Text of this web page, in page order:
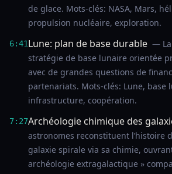
de glace. Mots-clés: NASA, Mars,
propulsion nucléaire, exploration.
6:41Lune: plan de base durable — La
stratégie de base lunaire orientée
avec de grandes questions de
partenariats. Mots-clés: Lune, base
infrastructure, coopération.
7:27Archéologie chimique des
astronomes reconstituent l’histoire
galaxie spirale via sa chimie,
archéologie extragalactique »